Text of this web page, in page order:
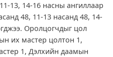
13, 14-16 насны ангиллаар
48, 11-13 насанд 48, 14-
Оролцогчдыг цол
их мастер цолтон 1,
1, Дэлхийн даамын